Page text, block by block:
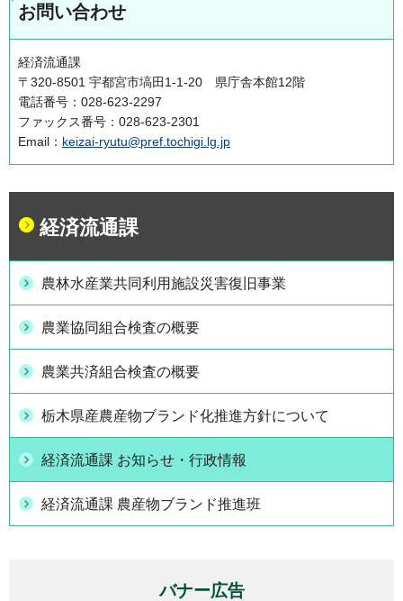
お問い合わせ
経済流通課
〒320-8501 宇都宮市塙田1-1-20 県庁舎本館12階
電話番号：028-623-2297
ファックス番号：028-623-2301
Email： keizai-ryutu@pref.tochigi.lg.jp
経済流通課
農林水産業共同利用施設災害復旧事業
農業協同組合検査の概要
農業共済組合検査の概要
栃木県産農産物ブランド化推進方針について
経済流通課 お知らせ・行政情報
経済流通課 農産物ブランド推進班
バナー広告